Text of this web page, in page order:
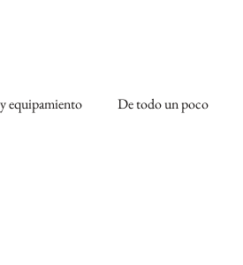
equipamiento De todo un poco